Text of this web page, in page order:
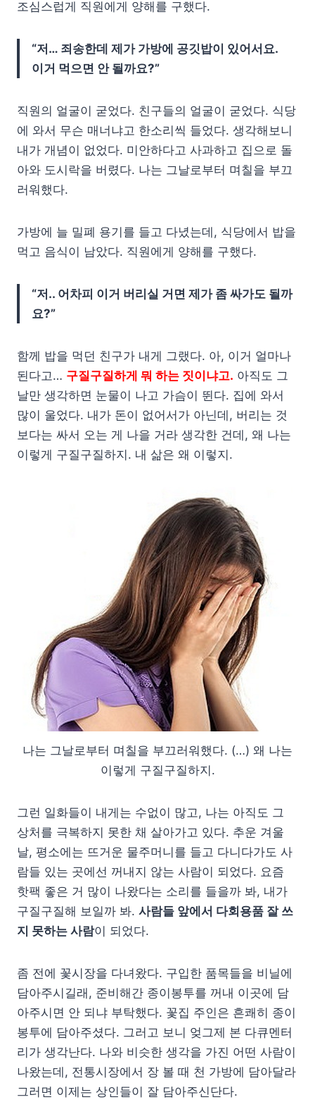
조심스럽게 직원에게 양해를 구했다.
“저… 죄송한데 제가 가방에 공깃밥이 있어서요.
이거 먹으면 안 될까요?”
직원의 얼굴이 굳었다. 친구들의 얼굴이 굳었다. 식당
에 와서 무슨 매너냐고 한소리씩 들었다. 생각해보니
내가 개념이 없었다. 미안하다고 사과하고 집으로 돌
아와 도시락을 버렸다. 나는 그날로부터 며칠을 부끄
러워했다.
가방에 늘 밀폐 용기를 들고 다녔는데, 식당에서 밥을
먹고 음식이 남았다. 직원에게 양해를 구했다.
“저.. 어차피 이거 버리실 거면 제가 좀 싸가도 될까
요?”
함께 밥을 먹던 친구가 내게 그랬다. 아, 이거 얼마나
된다고… 구질구질하게 뭐 하는 짓이냐고. 아직도 그
날만 생각하면 눈물이 나고 가슴이 뛴다. 집에 와서
많이 울었다. 내가 돈이 없어서가 아닌데, 버리는 것
보다는 싸서 오는 게 나을 거라 생각한 건데, 왜 나는
이렇게 구질구질하지. 내 삶은 왜 이렇지.
나는 그날로부터 며칠을 부끄러워했다. (…) 왜 나는
이렇게 구질구질하지.
그런 일화들이 내게는 수없이 많고, 나는 아직도 그
상처를 극복하지 못한 채 살아가고 있다. 추운 겨울
날, 평소에는 뜨거운 물주머니를 들고 다니다가도 사
람들 있는 곳에선 꺼내지 않는 사람이 되었다. 요즘
핫팩 좋은 거 많이 나왔다는 소리를 들을까 봐, 내가
구질구질해 보일까 봐. 사람들 앞에서 다회용품 잘 쓰
지 못하는 사람이 되었다.
좀 전에 꽃시장을 다녀왔다. 구입한 품목들을 비닐에
담아주시길래, 준비해간 종이봉투를 꺼내 이곳에 담
아주시면 안 되냐 부탁했다. 꽃집 주인은 흔쾌히 종이
봉투에 담아주셨다. 그러고 보니 엊그제 본 다큐멘터
리가 생각난다. 나와 비슷한 생각을 가진 어떤 사람이
나왔는데, 전통시장에서 장 볼 때 천 가방에 담아달라
그러면 이제는 상인들이 잘 담아주신단다.